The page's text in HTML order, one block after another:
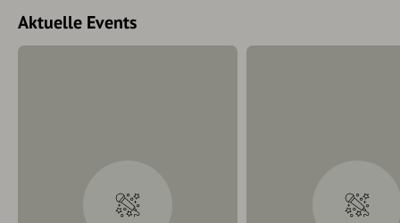
Aktuelle Events